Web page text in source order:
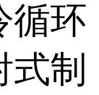
循环
式制